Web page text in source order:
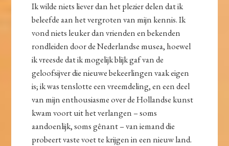
Ik wilde niets liever dan het plezier delen dat ik
beleefde aan het vergroten van mijn kennis. Ik
vond niets leuker dan vrienden en bekenden
rondleiden door de Nederlandse musea, hoewel
ik vreesde dat ik mogelijk blijk gaf van de
geloofsijver die nieuwe bekeerlingen vaak eigen
is; ik was tenslotte een vreemdeling, en een deel
van mijn enthousiasme over de Hollandse kunst
kwam voort uit het verlangen – soms
aandoenlijk, soms gênant – van iemand die
probeert vaste voet te krijgen in een nieuw land.